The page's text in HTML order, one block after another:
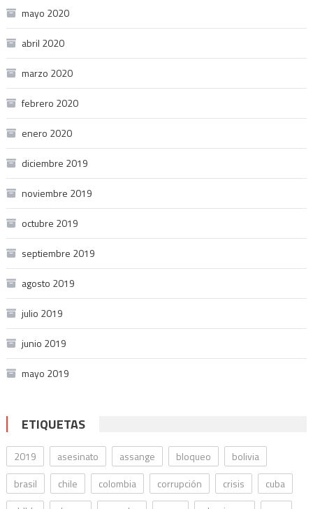
mayo 2020
abril 2020
marzo 2020
febrero 2020
enero 2020
diciembre 2019
noviembre 2019
octubre 2019
septiembre 2019
agosto 2019
julio 2019
junio 2019
mayo 2019
ETIQUETAS
2019 asesinato assange bloqueo
bolivia
brasil
chile colombia corrupción crisis
cuba